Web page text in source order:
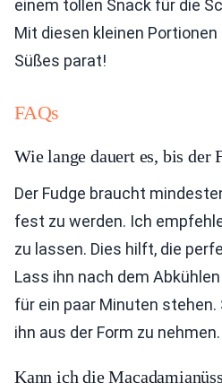
einem tollen Snack für die
Mit diesen kleinen
Süßes parat!
FAQs
Wie lange dauert es, bis der
Der Fudge braucht
fest zu werden. Ich
zu lassen. Dies hilft, die
Lass ihn nach dem
für ein paar Minuten stehen.
ihn aus der Form zu nehmen.
Kann ich die